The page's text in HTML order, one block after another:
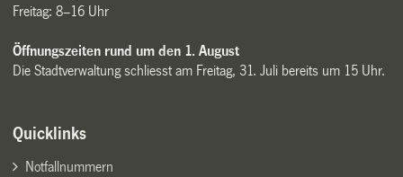
Freitag: 8–16 Uhr
Öffnungszeiten rund um den 1. August
Die Stadtverwaltung schliesst am Freitag, 31. Juli bereits um 15 Uhr.
Quicklinks
Notfallnummern